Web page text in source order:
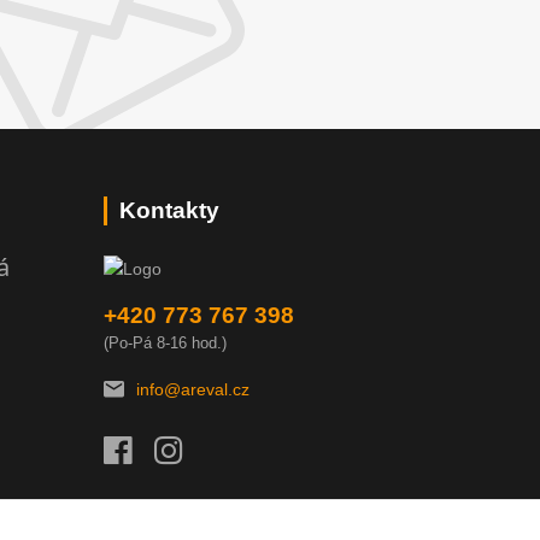
Kontakty
+420 773 767 398
(Po-Pá 8-16 hod.)
info@areval.cz